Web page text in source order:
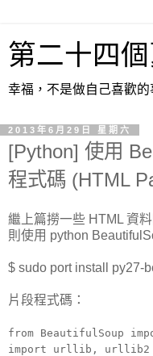
第二十四
幸福，不是做自己喜歡
2013年6月29日 星期六
[Python] 使用
程式碼 (HTML
繼上篇撈一些 HTML 資
則使用 python
$ sudo port install py27-
片段程式碼：
from BeautifulSoup
import urllib, urllib2